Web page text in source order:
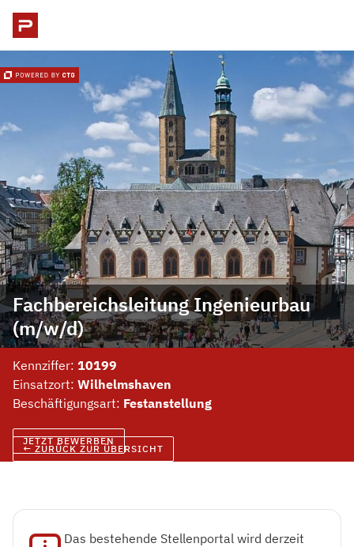
Fachbereichsleitung Ingenieurbau
(m/w/d)
Kennziffer: 10199
Einsatzort: Wilhelmshaven
Beschäftigungsart: Festanstellung
JETZT BEWERBEN
← ZURÜCK ZUR ÜBERSICHT
Das bestehende Stellenportal wird derzeit